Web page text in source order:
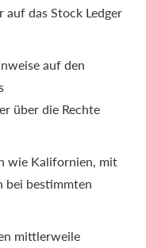
das Stock Ledger
auf den
über die Rechte
wie Kalifornien, mit
bei bestimmten
mittlerweile